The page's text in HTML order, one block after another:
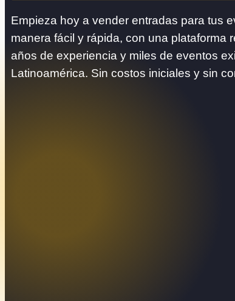
Empieza hoy a vender entradas para tus
manera fácil y rápida, con una plataforma
años de experiencia y miles de eventos
Latinoamérica. Sin costos iniciales y sin